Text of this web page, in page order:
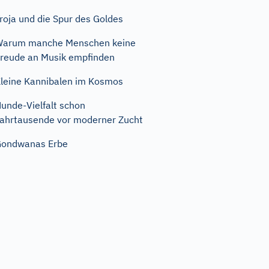
und die Spur des Goldes
manche Menschen keine
an Musik empfinden
Kannibalen im Kosmos
Vielfalt schon
vor moderner Zucht
Erbe